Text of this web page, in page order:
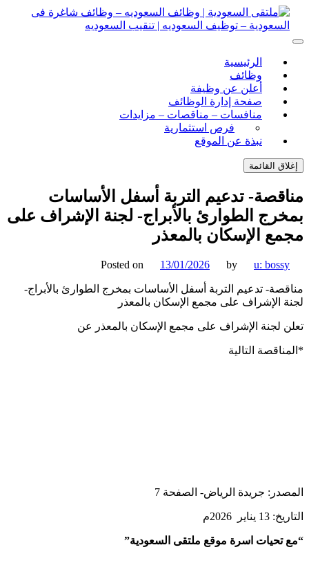
– توظيف السعوديه | تنقيب السعوديه
السعوديه | تنقيب السعوديه
الرئيسية
وظائف
أعلن عن وظيفة
صفحة إدارة الوظائف
منافسات – مناقصات – مزايدات
فرص استثمارية
نبذة عن الموقع
القائمة
تدعيم التربة أسفل الأساسات
الطوارئ بالأبراج- لجنة الإشراف على
الإسكان بالمعذر
Posted on 13/01/2026 by u:
تدعيم التربة أسفل الأساسات بمخرج الطوارئ بالأبراج-
الإشراف على مجمع الإسكان بالمعذر
لجنة الإشراف على مجمع الإسكان بالمعذر عن
التالية
جريدة الرياض- الصفحة 7
2026م
تحيات اسرة موقع ملتقى السعودية”